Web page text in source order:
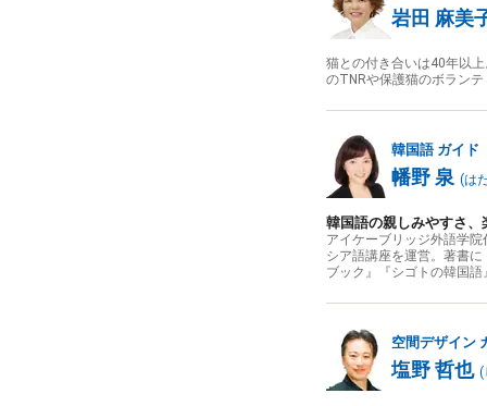
岩田 麻美
猫との付き合いは40年以
のTNRや保護猫のボラン
韓国語ガイド
幡野 泉 (は
韓国語の親しみやすさ
アイケーブリッジ外語学
シア語講座を運営。著書
ブック』『シゴトの韓国
空間デザイン
塩野 哲也 (